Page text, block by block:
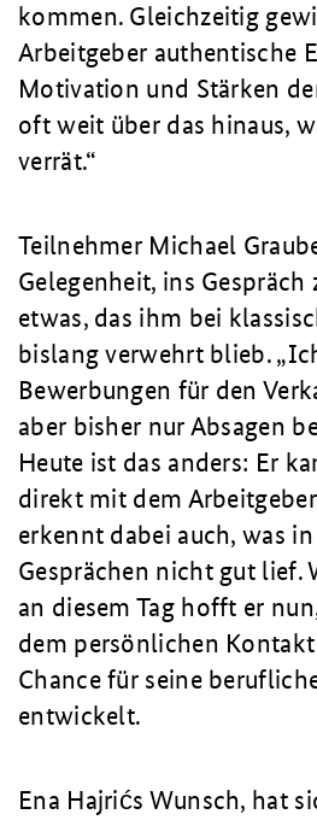
kommen. Gleichzeitig
Arbeitgeber authentische
Motivation und Stärken
oft weit über das hinaus,
verrät.“
Teilnehmer Michael
Gelegenheit, ins Gespräch
etwas, das ihm bei
bislang verwehrt blieb.
Bewerbungen für den
aber bisher nur Absagen
Heute ist das anders: Er
direkt mit dem
erkennt dabei auch, was
Gesprächen nicht gut lief.
an diesem Tag hofft er
dem persönlichen
Chance für seine
entwickelt.
Ena Hajrićs Wunsch, hat